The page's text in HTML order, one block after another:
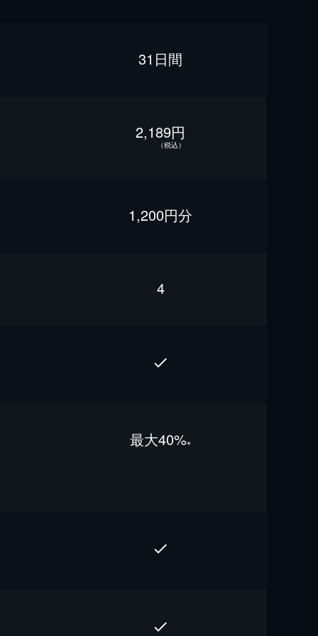
31日間
2,189円
（税込）
1,200円分
4
最⼤40%※